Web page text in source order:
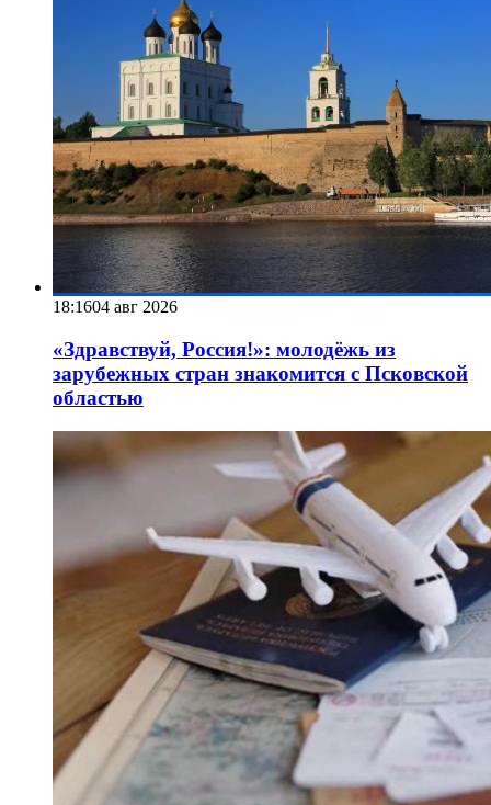
18:1604 авг 2026
«Здравствуй, Россия!»: молодёжь из
зарубежных стран знакомится с Псковской
областью